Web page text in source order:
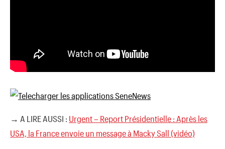
→ A LIRE AUSSI : Urgent – Report Présidentielle : Après les
USA, la France envoie un message à Macky Sall (vidéo)